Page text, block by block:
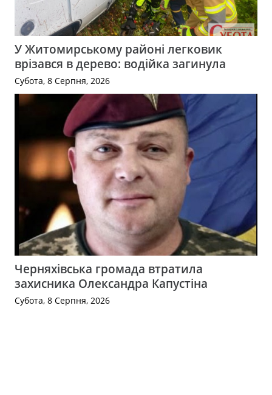
У Житомирському районі легковик
врізався в дерево: водійка загинула
Субота, 8 Серпня, 2026
Черняхівська громада втратила
захисника Олександра Капустіна
Субота, 8 Серпня, 2026